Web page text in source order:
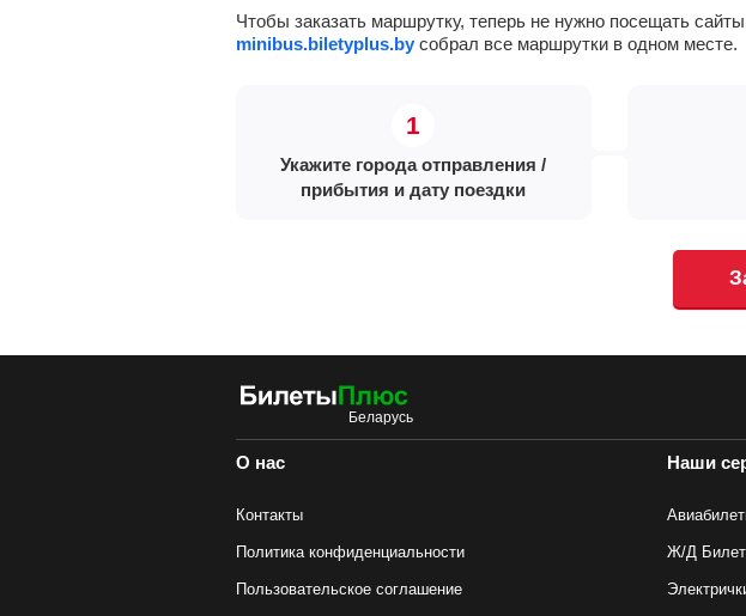
Чтобы заказать маршрутку, теперь не нужно посещать
minibus.biletyplus.by собрал все маршрутки в одном месте.
Укажите города отправления /
прибытия и дату поездки
О нас
Контакты
Политика конфиденциальности
Пользовательское соглашение
Наши
Ж/Д